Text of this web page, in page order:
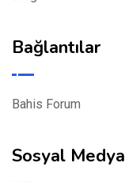
Bağlantılar
Bahis Forum
Sosyal Medya